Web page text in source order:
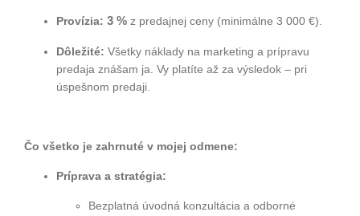
Provízia: 3 % z predajnej ceny (minimálne 3 000 €).
Dôležité: Všetky náklady na marketing a prípravu
predaja znášam ja. Vy platíte až za výsledok – pri
úspešnom predaji.
Čo všetko je zahrnuté v mojej odmene:
Príprava a stratégia:
Bezplatná úvodná konzultácia a odborné